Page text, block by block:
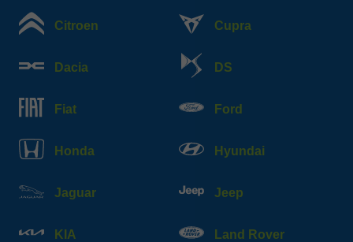
Citroen Cupra
Dacia DS
Fiat Ford
Honda Hyundai
Jaguar Jeep
KIA Land Rover